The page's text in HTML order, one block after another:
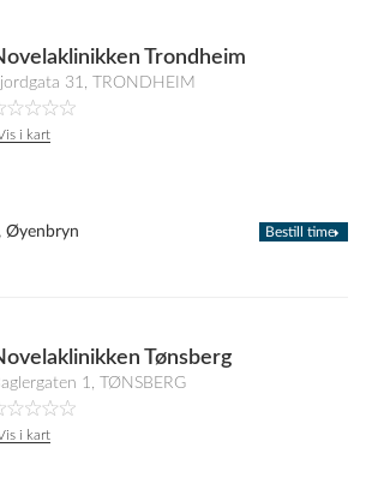
Trondheim
31, TRONDHEIM
i kart
Øyenbryn Bestill time
Tønsberg
1, TØNSBERG
i kart